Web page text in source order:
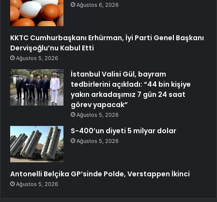
Ağustos 6, 2026
KKTC Cumhurbaşkanı Erhürman, İyi Parti Genel Başkanı
Dervişoğlu’nu Kabul Etti
Ağustos 5, 2026
İstanbul Valisi Gül, bayram
tedbirlerini açıkladı: “44 bin kişiye
yakın arkadaşımız 7 gün 24 saat
görev yapacak”
Ağustos 5, 2026
S-400’un diyeti 5 milyar dolar
Ağustos 5, 2026
Antonelli Belçika GP’sinde Polde, Verstappen İkinci
Ağustos 5, 2026